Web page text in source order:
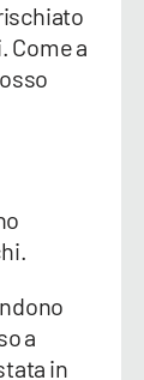
Come a
a
in